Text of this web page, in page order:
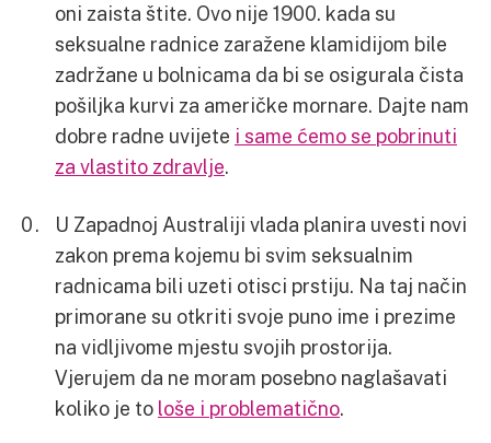
oni zaista štite. Ovo nije 1900. kada su
seksualne radnice zaražene klamidijom bile
zadržane u bolnicama da bi se osigurala čista
pošiljka kurvi za američke mornare. Dajte nam
dobre radne uvijete i same ćemo se pobrinuti
za vlastito zdravlje.
U Zapadnoj Australiji vlada planira uvesti novi
zakon prema kojemu bi svim seksualnim
radnicama bili uzeti otisci prstiju. Na taj način
primorane su otkriti svoje puno ime i prezime
na vidljivome mjestu svojih prostorija.
Vjerujem da ne moram posebno naglašavati
koliko je to loše i problematično.